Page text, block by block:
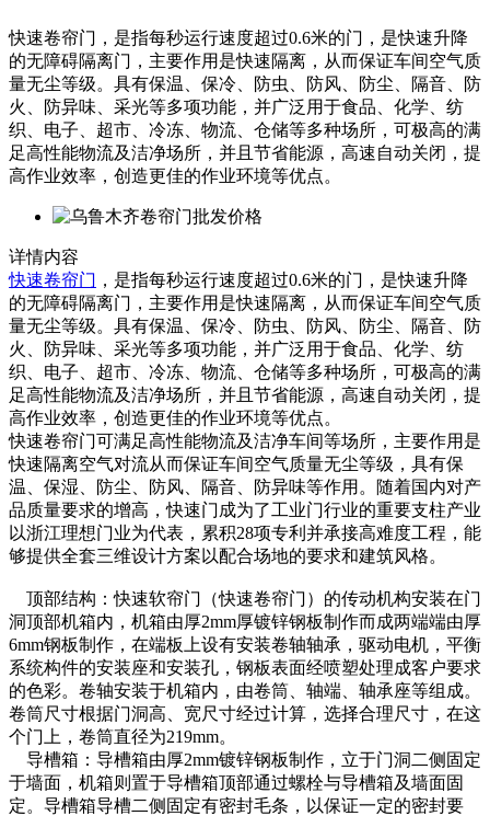
快速卷帘门，是指每秒运行速度超过0.6米的门，是快速升降
的无障碍隔离门，主要作用是快速隔离，从而保证车间空气质
量无尘等级。具有保温、保冷、防虫、防风、防尘、隔音、防
火、防异味、采光等多项功能，并广泛用于食品、化学、纺
织、电子、超市、冷冻、物流、仓储等多种场所，可极高的满
足高性能物流及洁净场所，并且节省能源，高速自动关闭，提
高作业效率，创造更佳的作业环境等优点。
详情内容
快速卷帘门 ，是指每秒运行速度超过0.6米的门，是快速升降
的无障碍隔离门，主要作用是快速隔离，从而保证车间空气质
量无尘等级。具有保温、保冷、防虫、防风、防尘、隔音、防
火、防异味、采光等多项功能，并广泛用于食品、化学、纺
织、电子、超市、冷冻、物流、仓储等多种场所，可极高的满
足高性能物流及洁净场所，并且节省能源，高速自动关闭，提
高作业效率，创造更佳的作业环境等优点。
快速卷帘门可满足高性能物流及洁净车间等场所，主要作用是
快速隔离空气对流从而保证车间空气质量无尘等级，具有保
温、保湿、防尘、防风、隔音、防异味等作用。随着国内对产
品质量要求的增高，快速门成为了工业门行业的重要支柱产业
以浙江理想门业为代表，累积28项专利并承接高难度工程，能
够提供全套三维设计方案以配合场地的要求和建筑风格。
顶部结构：快速软帘门（快速卷帘门）的传动机构安装在门
洞顶部机箱内，机箱由厚2mm厚镀锌钢板制作而成两端端由厚
6mm钢板制作，在端板上设有安装卷轴轴承，驱动电机，平衡
系统构件的安装座和安装孔，钢板表面经喷塑处理成客户要求
的色彩。卷轴安装于机箱内，由卷筒、轴端、轴承座等组成。
卷筒尺寸根据门洞高、宽尺寸经过计算，选择合理尺寸，在这
个门上，卷筒直径为219mm。
导槽箱：导槽箱由厚2mm镀锌钢板制作，立于门洞二侧固定
于墙面，机箱则置于导槽箱顶部通过螺栓与导槽箱及墙面固
定。导槽箱导槽二侧固定有密封毛条，以保证一定的密封要